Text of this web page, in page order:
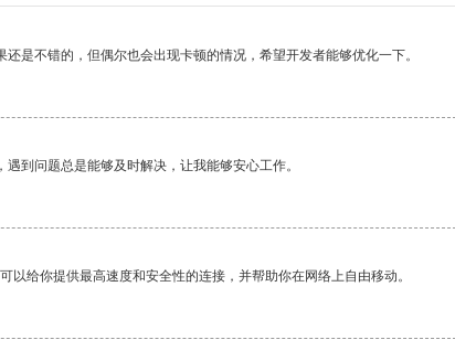
是不错的，但偶尔也会出现卡顿的情况，希望开发者能够优化一下。
到问题总是能够及时解决，让我能够安心工作。
以给你提供最高速度和安全性的连接，并帮助你在网络上自由移动。